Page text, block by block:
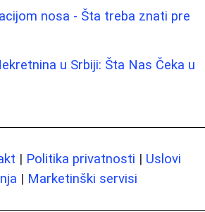
nosa - Šta treba znati pre
u Srbiji: Šta Nas Čeka u
| Politika privatnosti | Uslovi
| Marketinški servisi